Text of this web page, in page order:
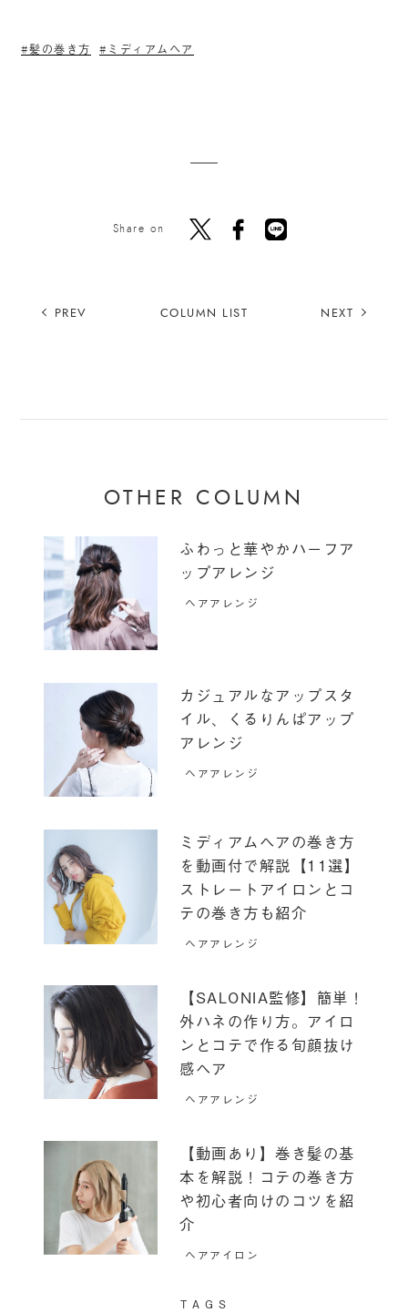
髪の巻き方 ミディアムヘア
Share on
PREV COLUMN LIST NEXT
OTHER COLUMN
ふわっと華やかハーフア
ップアレンジ
ヘアアレンジ
カジュアルなアップスタ
イル、くるりんぱアップ
アレンジ
ヘアアレンジ
ミディアムヘアの巻き方
を動画付で解説【11選】
ストレートアイロンとコ
テの巻き方も紹介
ヘアアレンジ
【SALONIA監修】簡単！
外ハネの作り方。アイロ
ンとコテで作る旬顔抜け
感ヘア
ヘアアレンジ
【動画あり】巻き髪の基
本を解説！コテの巻き方
や初心者向けのコツを紹
介
ヘアアイロン
T A G S